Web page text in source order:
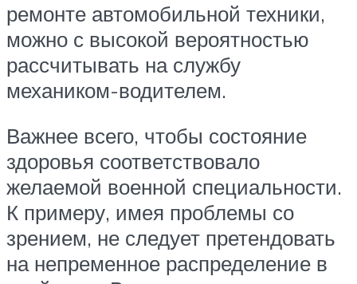
ремонте автомобильной техники,
можно с высокой вероятностью
рассчитывать на службу
механиком-водителем.
Важнее всего, чтобы состояние
здоровья соответствовало
желаемой военной специальности.
К примеру, имея проблемы со
зрением, не следует претендовать
на непременное распределение в